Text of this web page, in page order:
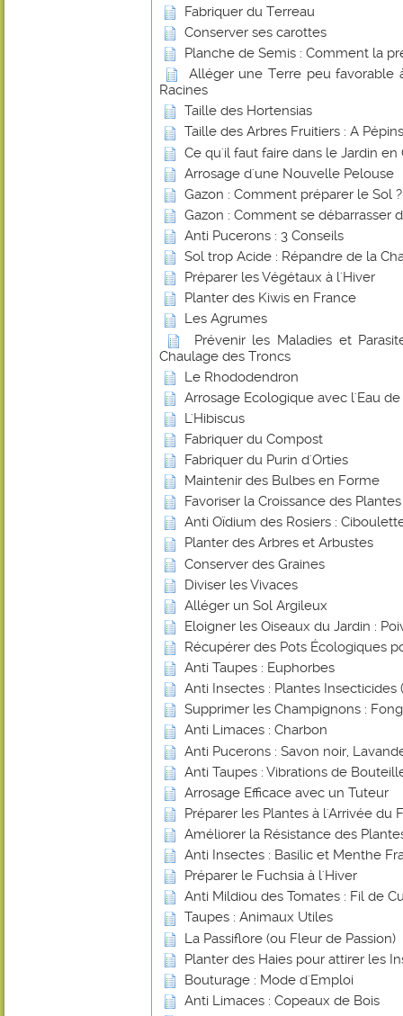
Fabriquer du Terreau
Conserver ses carottes
Planche de Semis : Comment la
Alléger une Terre peu favorable
Racines
Taille des Hortensias
Taille des Arbres Fruitiers : A
Ce qu'il faut faire dans le Jardin en
Arrosage d'une Nouvelle Pelouse
Gazon : Comment préparer le Sol ?
Gazon : Comment se débarrasser
Anti Pucerons : 3 Conseils
Sol trop Acide : Répandre de la
Préparer les Végétaux à l'Hiver
Planter des Kiwis en France
Les Agrumes
Prévenir les Maladies et
Chaulage des Troncs
Le Rhododendron
Arrosage Ecologique avec l'Eau
L'Hibiscus
Fabriquer du Compost
Fabriquer du Purin d'Orties
Maintenir des Bulbes en Forme
Favoriser la Croissance des
Anti Oïdium des Rosiers :
Planter des Arbres et Arbustes
Conserver des Graines
Diviser les Vivaces
Alléger un Sol Argileux
Eloigner les Oiseaux du Jardin :
Récupérer des Pots Écologiques
Anti Taupes : Euphorbes
Anti Insectes : Plantes Insecticides
Supprimer les Champignons :
Anti Limaces : Charbon
Anti Pucerons : Savon noir,
Anti Taupes : Vibrations de
Arrosage Efficace avec un Tuteur
Préparer les Plantes à l'Arrivée du
Améliorer la Résistance des
Anti Insectes : Basilic et Menthe
Préparer le Fuchsia à l'Hiver
Anti Mildiou des Tomates : Fil de
Taupes : Animaux Utiles
La Passiflore (ou Fleur de Passion)
Planter des Haies pour attirer les
Bouturage : Mode d'Emploi
Anti Limaces : Copeaux de Bois